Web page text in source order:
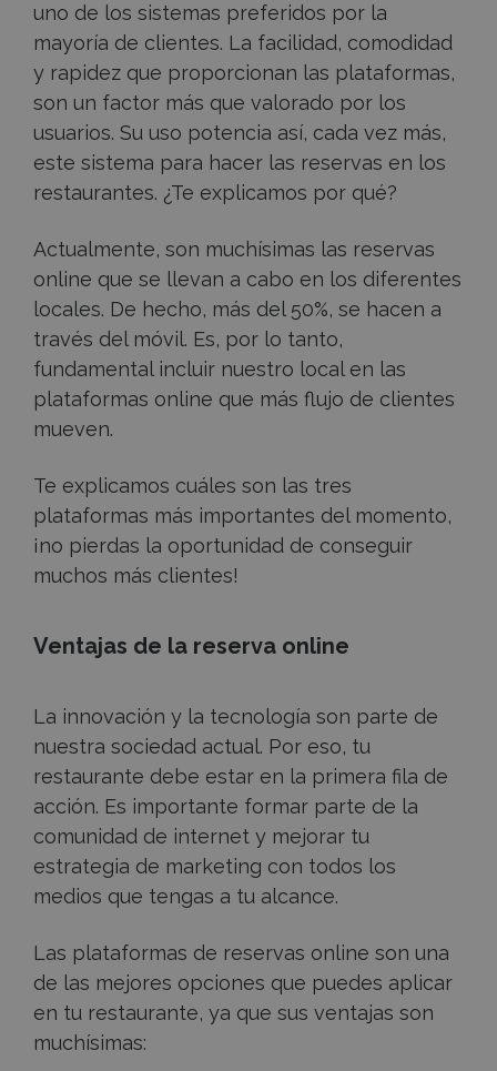
uno de los sistemas preferidos por la
mayoría de clientes. La facilidad, comodidad
y rapidez que proporcionan las plataformas,
son un factor más que valorado por los
usuarios. Su uso potencia así, cada vez más,
este sistema para hacer las reservas en los
restaurantes. ¿Te explicamos por qué?
Actualmente, son muchísimas las reservas
online que se llevan a cabo en los diferentes
locales. De hecho, más del 50%, se hacen a
través del móvil. Es, por lo tanto,
fundamental incluir nuestro local en las
plataformas online que más flujo de clientes
mueven.
Te explicamos cuáles son las tres
plataformas más importantes del momento,
¡no pierdas la oportunidad de conseguir
muchos más clientes!
Ventajas de la reserva online
La innovación y la tecnología son parte de
nuestra sociedad actual. Por eso, tu
restaurante debe estar en la primera fila de
acción. Es importante formar parte de la
comunidad de internet y mejorar tu
estrategia de marketing con todos los
medios que tengas a tu alcance.
Las plataformas de reservas online son una
de las mejores opciones que puedes aplicar
en tu restaurante, ya que sus ventajas son
muchísimas: